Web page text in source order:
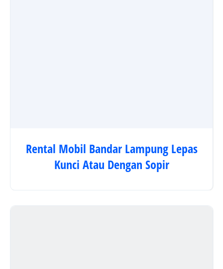
Rental Mobil Bandar Lampung Lepas
Kunci Atau Dengan Sopir